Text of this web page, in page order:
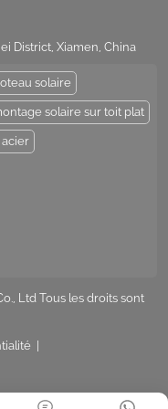
District, Xiamen, China
solaire
solaire sur toit plat
Ltd Tous les droits sont